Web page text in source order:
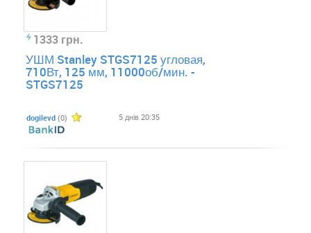
1333 грн.
УШМ Stanley STGS7125 угловая,
710Вт, 125 мм, 11000об/мин. -
STGS7125
dogilevd (0) 5 днів 20:35